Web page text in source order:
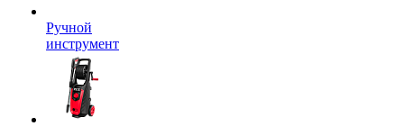
Ручной
инструмент